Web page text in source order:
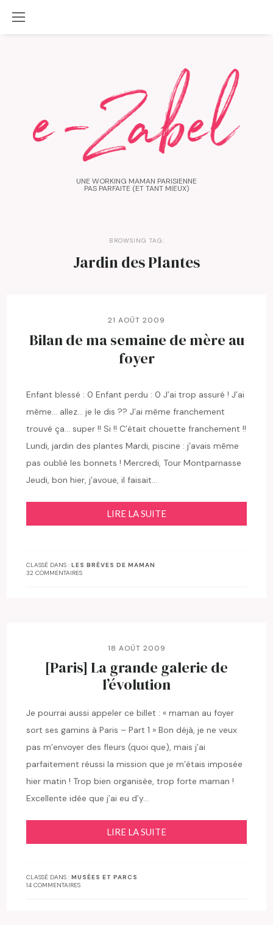
UNE WORKING MAMAN PARISIENNE
PAS PARFAITE (ET TANT MIEUX)
BROWSING TAG:
Jardin des Plantes
21 AOÛT 2009
Bilan de ma semaine de mère au
foyer
Enfant blessé : 0 Enfant perdu : 0 J’ai trop assuré ! J’ai
même… allez… je le dis ?? J’ai même franchement
trouvé ça… super !! Si !! C’était chouette franchement !!
Lundi, jardin des plantes Mardi, piscine : j’avais même
pas oublié les bonnets ! Mercredi, Tour Montparnasse
Jeudi, bon hier, j’avoue, il faisait…
LIRE LA SUITE
CLASSÉ DANS :LES BRÈVES DE MAMAN
32 COMMENTAIRES
18 AOÛT 2009
[Paris] La grande galerie de
l’évolution
Je pourrai aussi appeler ce billet : « maman au foyer
sort ses gamins à Paris – Part 1 » Bon déjà, je ne veux
pas m’envoyer des fleurs (quoi que), mais j’ai
parfaitement réussi la mission que je m’étais imposée
hier matin ! Trop bien organisée, trop forte maman !
Excellente idée que j’ai eu d’y…
LIRE LA SUITE
CLASSÉ DANS :MUSÉES ET PARCS
14 COMMENTAIRES